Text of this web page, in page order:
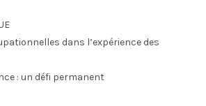
dans l’expérience des
: un défi permanent